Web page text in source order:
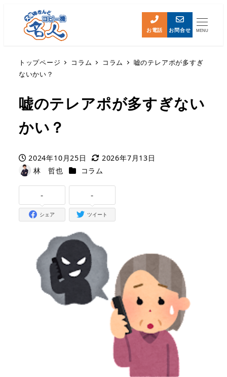
お電話 お問合せ MENU
トップページ コラム コラム
嘘のテレアポが多すぎ
ないかい？
嘘のテレアポが多すぎない
かい？
投稿日
2024年10月25日
更新日
2026年7月13日
著
者
林 哲也 カテゴリー
コラム
-
シェア
-
ツイート